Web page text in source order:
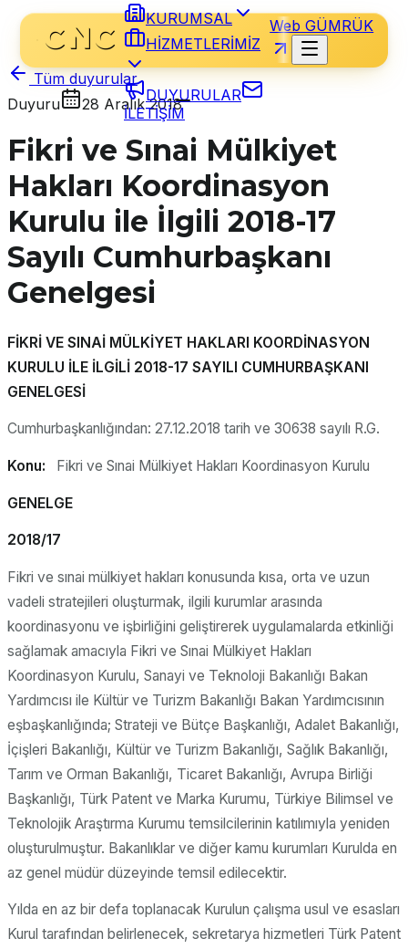
KURUMSAL
HİZMETLERİMİZ
DUYURULAR
İLETİŞİM
Web GÜMRÜK
Tüm duyurular
Duyuru
28 Aralık 2018
Fikri ve Sınai Mülkiyet
Hakları Koordinasyon
Kurulu ile İlgili 2018-17
Sayılı Cumhurbaşkanı
Genelgesi
FİKRİ VE SINAİ MÜLKİYET HAKLARI KOORDİNASYON
KURULU İLE İLGİLİ 2018-17 SAYILI CUMHURBAŞKANI
GENELGESİ
Cumhurbaşkanlığından: 27.12.2018 tarih ve 30638 sayılı R.G.
Konu: Fikri ve Sınai Mülkiyet Hakları Koordinasyon Kurulu
GENELGE
2018/17
Fikri ve sınai mülkiyet hakları konusunda kısa, orta ve uzun
vadeli stratejileri oluşturmak, ilgili kurumlar arasında
koordinasyonu ve işbirliğini geliştirerek uygulamalarda etkinliği
sağlamak amacıyla Fikri ve Sınai Mülkiyet Hakları
Koordinasyon Kurulu, Sanayi ve Teknoloji Bakanlığı Bakan
Yardımcısı ile Kültür ve Turizm Bakanlığı Bakan Yardımcısının
eşbaşkanlığında; Strateji ve Bütçe Başkanlığı, Adalet Bakanlığı,
İçişleri Bakanlığı, Kültür ve Turizm Bakanlığı, Sağlık Bakanlığı,
Tarım ve Orman Bakanlığı, Ticaret Bakanlığı, Avrupa Birliği
Başkanlığı, Türk Patent ve Marka Kurumu, Türkiye Bilimsel ve
Teknolojik Araştırma Kurumu temsilcilerinin katılımıyla yeniden
oluşturulmuştur. Bakanlıklar ve diğer kamu kurumları Kurulda en
az genel müdür düzeyinde temsil edilecektir.
Yılda en az bir defa toplanacak Kurulun çalışma usul ve esasları
Kurul tarafından belirlenecek, sekretarya hizmetleri Türk Patent